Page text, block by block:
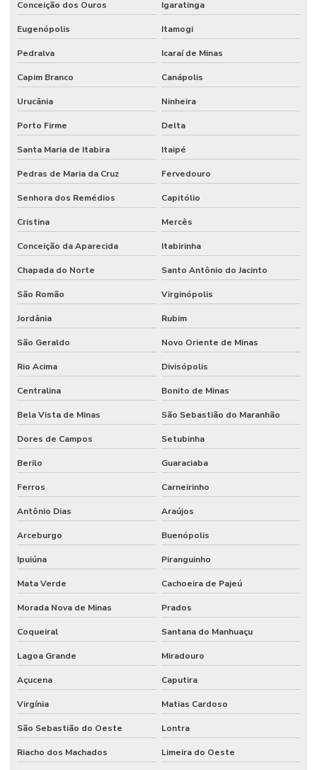
Conceição dos Ouros Igaratinga
Eugenópolis Itamogi
Pedralva Icaraí de Minas
Capim Branco Canápolis
Urucânia Ninheira
Porto Firme Delta
Santa Maria de Itabira Itaipé
Pedras de Maria da Cruz Fervedouro
Senhora dos Remédios Capitólio
Cristina Mercês
Conceição da Aparecida Itabirinha
Chapada do Norte Santo Antônio do Jacinto
São Romão Virginópolis
Jordânia Rubim
São Geraldo Novo Oriente de Minas
Rio Acima Divisópolis
Centralina Bonito de Minas
Bela Vista de Minas São Sebastião do Maranhão
Dores de Campos Setubinha
Berilo Guaraciaba
Ferros Carneirinho
Antônio Dias Araújos
Arceburgo Buenópolis
Ipuiúna Piranguinho
Mata Verde Cachoeira de Pajeú
Morada Nova de Minas Prados
Coqueiral Santana do Manhuaçu
Lagoa Grande Miradouro
Açucena Caputira
Virgínia Matias Cardoso
São Sebastião do Oeste Lontra
Riacho dos Machados Limeira do Oeste